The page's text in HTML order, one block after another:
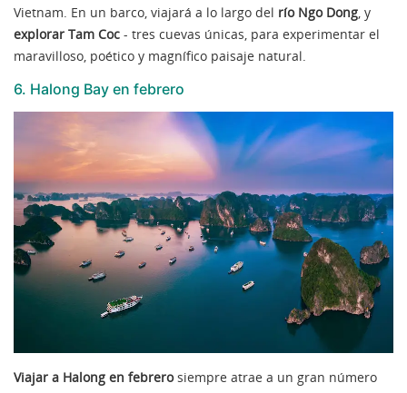
Vietnam. En un barco, viajará a lo largo del río Ngo Dong, y
explorar Tam Coc - tres cuevas únicas, para experimentar el
maravilloso, poético y magnífico paisaje natural.
6. Halong Bay en febrero
Viajar a Halong en febrerosiempre atrae a un gran número